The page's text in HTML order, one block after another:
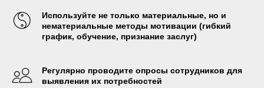
Используйте не только материальные, но и
нематериальные методы мотивации (гибкий
график, обучение, признание заслуг)
Регулярно проводите опросы сотрудников для
выявления их потребностей